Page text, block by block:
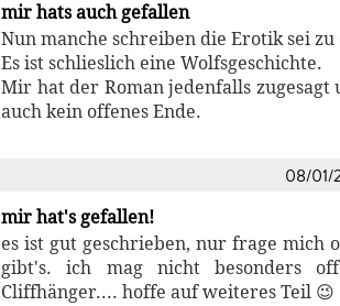
mir hats auch gefallen
Nun manche schreiben die Erotik sei
Es ist schlieslich eine Wolfsgeschichte.
Mir hat der Roman jedenfalls zugesagt
auch kein offenes Ende.
08/01/
mir hat's gefallen!
es ist gut geschrieben, nur frage mich
gibt's. ich mag nicht besonders
Cliffhänger.... hoffe auf weiteres Teil 😉